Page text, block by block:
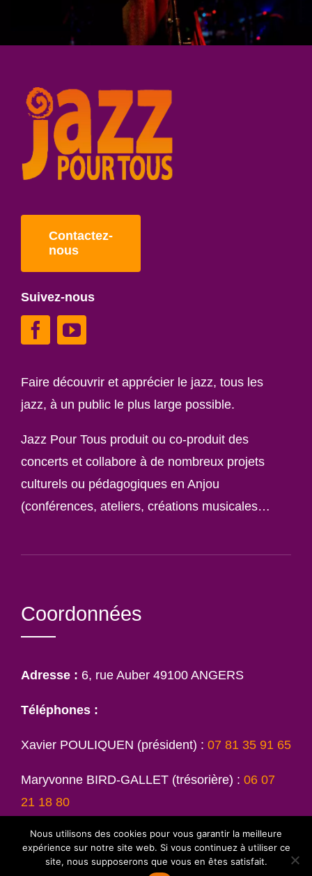
Contactez-
nous
Suivez-nous
Faire découvrir et apprécier le jazz, tous les
jazz, à un public le plus large possible.
Jazz Pour Tous produit ou co-produit des
concerts et collabore à de nombreux projets
culturels ou pédagogiques en Anjou
(conférences, ateliers, créations musicales…
Coordonnées
Adresse : 6, rue Auber 49100 ANGERS
Téléphones :
Xavier POULIQUEN (président) : 07 81 35 91 65
Maryvonne BIRD-GALLET (trésorière) : 06 07
21 18 80
Jean AMY :09 80 83 15 29
Nous utilisons des cookies pour vous garantir la meilleure
expérience sur notre site web. Si vous continuez à utiliser ce
site, nous supposerons que vous en êtes satisfait.